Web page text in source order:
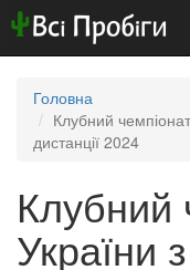
Головна
Клубний
дистанції 2024
Клубний
України